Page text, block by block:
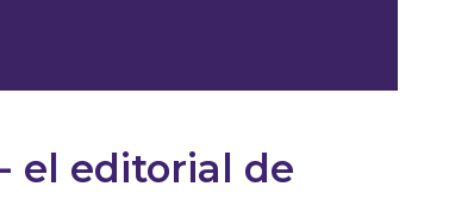
el editorial de